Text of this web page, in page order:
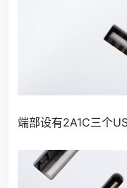
端部设有2A1C三个